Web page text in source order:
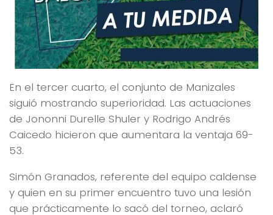
En el tercer cuarto, el conjunto de Manizales
siguió mostrando superioridad. Las actuaciones
de Jononni Durelle Shuler y Rodrigo Andrés
Caicedo hicieron que aumentara la ventaja 69-
53.
Simón Granados, referente del equipo caldense
y quien en su primer encuentro tuvo una lesión
que prácticamente lo sacó del torneo, aclaró